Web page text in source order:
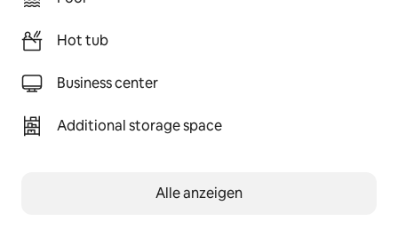
Hot tub
Business center
Additional storage space
Alle anzeigen